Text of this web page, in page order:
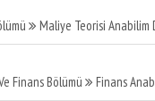
Maliye Teorisi Anabilim
Finans Bölümü Finans